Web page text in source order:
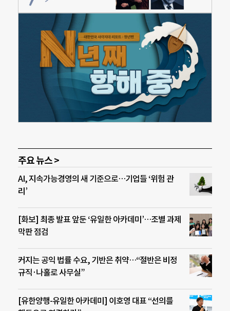
주요 뉴스 >
AI, 지속가능경영의 새 기준으로…기업들 ‘위험 관
리’
[화보] 최종 발표 앞둔 ‘유일한 아카데미’…조별 과제
막판 점검
커지는 공익 법률 수요, 기반은 취약…“절반은 비정
규직·나홀로 사무실”
[유한양행-유일한 아카데미] 이호영 대표 “선의를